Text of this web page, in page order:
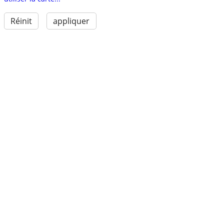
Réinit appliquer